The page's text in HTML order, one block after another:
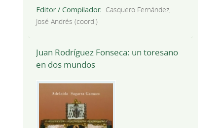
Editor / Compilador
Casquero Fernández,
José Andrés (coord.)
Juan Rodríguez Fonseca: un toresano
en dos mundos